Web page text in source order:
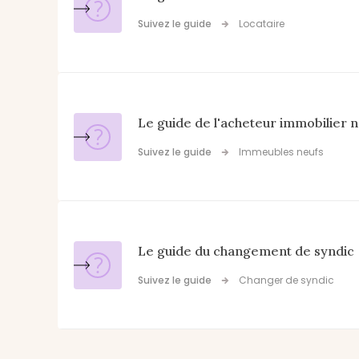
Suivez le guide  Locataire
Le guide de l'acheteur immobilier
Suivez le guide  Immeubles neufs
Le guide du changement de syndic
Suivez le guide  Changer de syndic